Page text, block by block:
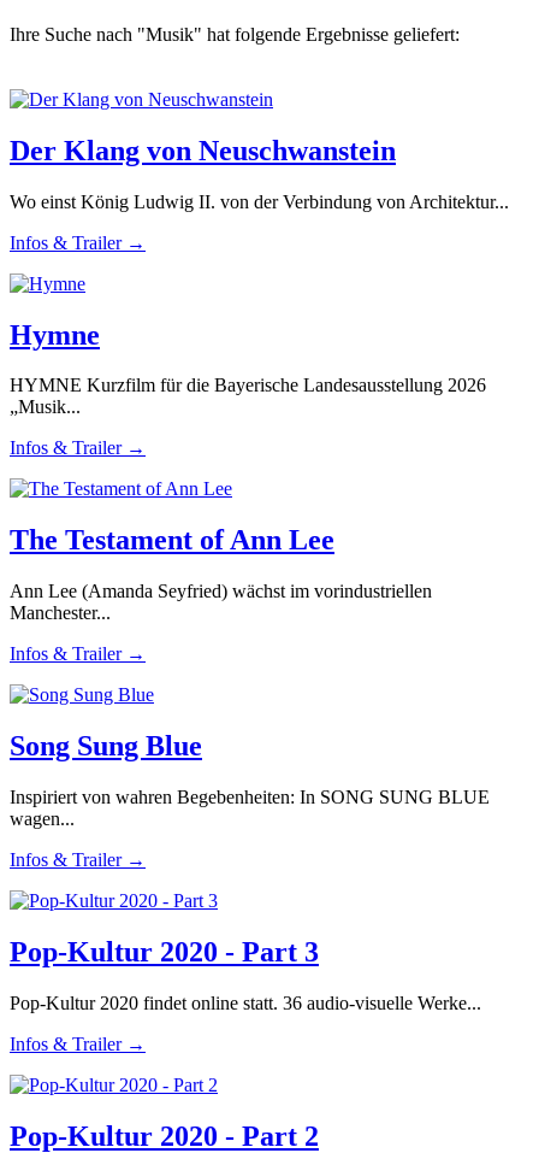
Ihre Suche nach "Musik" hat folgende Ergebnisse geliefert:
Der Klang von Neuschwanstein
Wo einst König Ludwig II. von der Verbindung von Architektur...
Infos & Trailer →
Hymne
HYMNE Kurzfilm für die Bayerische Landesausstellung 2026
„Musik...
Infos & Trailer →
The Testament of Ann Lee
Ann Lee (Amanda Seyfried) wächst im vorindustriellen
Manchester...
Infos & Trailer →
Song Sung Blue
Inspiriert von wahren Begebenheiten: In SONG SUNG BLUE
wagen...
Infos & Trailer →
Pop-Kultur 2020 - Part 3
Pop-Kultur 2020 findet online statt. 36 audio-visuelle Werke...
Infos & Trailer →
Pop-Kultur 2020 - Part 2